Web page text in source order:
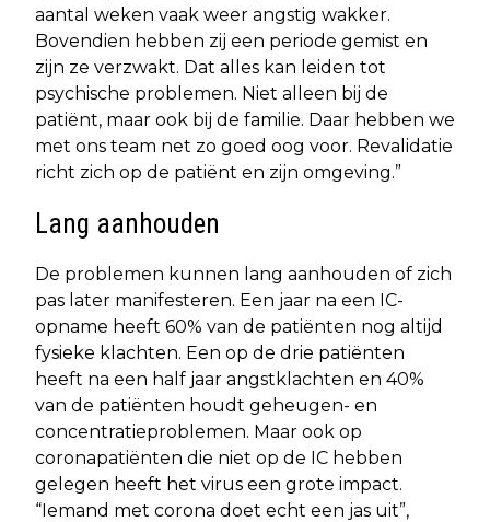
aantal weken vaak weer angstig wakker.
Bovendien hebben zij een periode gemist en
zijn ze verzwakt. Dat alles kan leiden tot
psychische problemen. Niet alleen bij de
patiënt, maar ook bij de familie. Daar hebben we
met ons team net zo goed oog voor. Revalidatie
richt zich op de patiënt en zijn omgeving.”
Lang aanhouden
De problemen kunnen lang aanhouden of zich
pas later manifesteren. Een jaar na een IC-
opname heeft 60% van de patiënten nog altijd
fysieke klachten. Een op de drie patiënten
heeft na een half jaar angstklachten en 40%
van de patiënten houdt geheugen- en
concentratieproblemen. Maar ook op
coronapatiënten die niet op de IC hebben
gelegen heeft het virus een grote impact.
“Iemand met corona doet echt een jas uit”,